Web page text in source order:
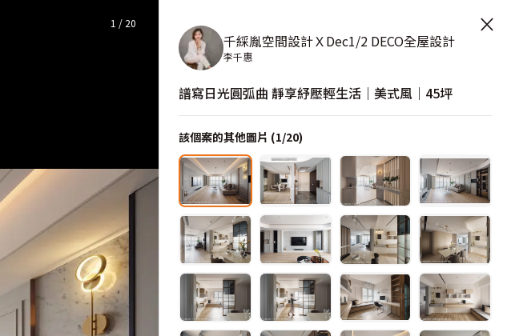
— 完整照片空間靈感
1 / 20 ×
千綵胤空間設計ＸDec1/2 DECO全屋設計
李千惠
譜寫日光圓弧曲 靜享紓壓輕生活｜美式風｜45坪
該個案的其他圖片 (1/20)